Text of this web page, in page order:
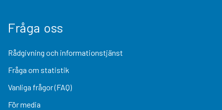
Fråga oss
Rådgivning och informationstjänst
Fråga om statistik
Vanliga frågor (FAQ)
För media